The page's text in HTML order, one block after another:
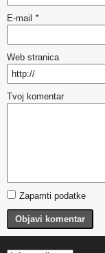
E-mail *
Web stranica
Tvoj komentar
Zapamti podatke
Objavi komentar